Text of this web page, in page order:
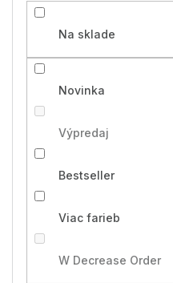
Na sklade
Novinka
Výpredaj
Bestseller
Viac farieb
W Decrease Order